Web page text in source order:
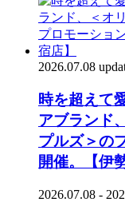
2026.07.08
時を超えて
アブランド
プルズ＞の
開催。【伊
2026.07.08 -